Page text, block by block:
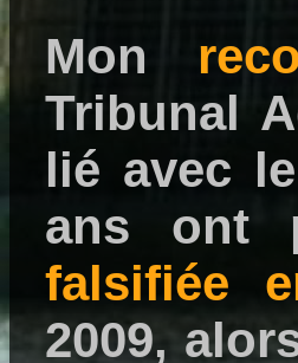
Mon
Tribunal
lié avec
ans ont
falsifiée
2009,